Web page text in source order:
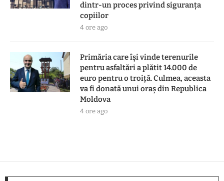
dintr-un proces privind siguranța
copiilor
4 ore ago
Primăria care își vinde terenurile
pentru asfaltări a plătit 14.000 de
euro pentru o troiță. Culmea, aceasta
va fi donată unui oraș din Republica
Moldova
4 ore ago